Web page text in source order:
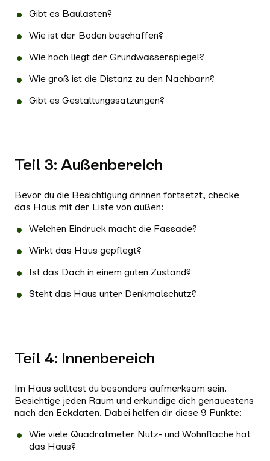
Gibt es Baulasten?
Wie ist der Boden beschaffen?
Wie hoch liegt der Grundwasserspiegel?
Wie groß ist die Distanz zu den Nachbarn?
Gibt es Gestaltungssatzungen?
Teil 3: Außenbereich
Bevor du die Besichtigung drinnen fortsetzt, checke
das Haus mit der Liste von außen:
Welchen Eindruck macht die Fassade?
Wirkt das Haus gepflegt?
Ist das Dach in einem guten Zustand?
Steht das Haus unter Denkmalschutz?
Teil 4: Innenbereich
Im Haus solltest du besonders aufmerksam sein.
Besichtige jeden Raum und erkundige dich genauestens
nach den Eckdaten. Dabei helfen dir diese 9 Punkte:
Wie viele Quadratmeter Nutz- und Wohnfläche hat
das Haus?